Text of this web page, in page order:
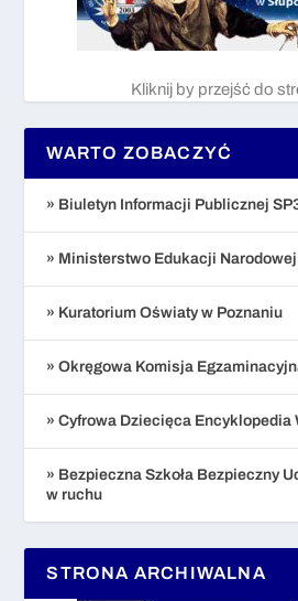
Kliknij by przejść do
WARTO ZOBACZYĆ
» Biuletyn Informacji Publicznej
» Ministerstwo Edukacji Narodowej
» Kuratorium Oświaty w Poznaniu
» Okręgowa Komisja
» Cyfrowa Dziecięca Encyklopedia
» Bezpieczna Szkoła Bezpieczny
w ruchu
STRONA ARCHIWALNA